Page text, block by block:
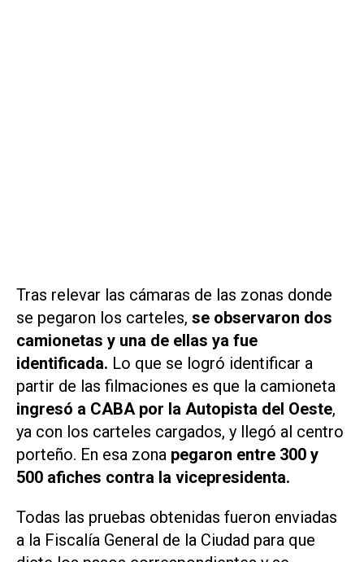
Tras relevar las cámaras de las zonas donde
se pegaron los carteles, se observaron dos
camionetas y una de ellas ya fue
identificada. Lo que se logró identificar a
partir de las filmaciones es que la camioneta
ingresó a CABA por la Autopista del Oeste,
ya con los carteles cargados, y llegó al centro
porteño. En esa zona pegaron entre 300 y
500 afiches contra la vicepresidenta.
Todas las pruebas obtenidas fueron enviadas
a la Fiscalía General de la Ciudad para que